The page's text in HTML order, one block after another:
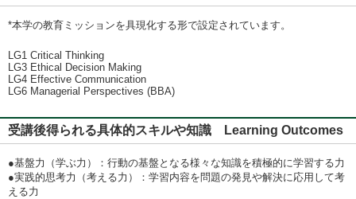
*本学の教育ミッションを具現化する形で設定されています。
LG1 Critical Thinking
LG3 Ethical Decision Making
LG4 Effective Communication
LG6 Managerial Perspectives (BBA)
受講後得られる具体的スキルや知識 Learning Outcomes
●基盤力（学ぶ力）：行動の基盤となる様々な知識を積極的に学習する力
●実践的思考力（考える力）：学習内容を問題の発見や解決に応用して考
える力